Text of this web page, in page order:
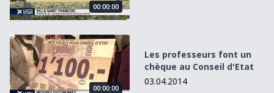
00:00:00
Les professeurs font un chèque au Conseil d&#039;Etat
00:00:00
Les professeurs font un
chèque au Conseil d'Etat
03.04.2014